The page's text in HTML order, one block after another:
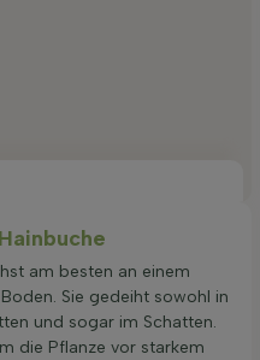
am besten an einem
Sie gedeiht sowohl in
und sogar im Schatten.
die Pflanze vor starkem